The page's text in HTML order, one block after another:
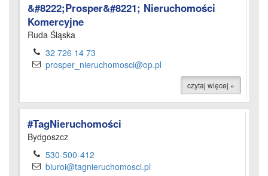
&#8222;Prosper&#8221; Nieruchomości
Komercyjne
Ruda Śląska
32 726 14 73
prosper_nieruchomosci@op.pl
czytaj więcej »
#TagNieruchomości
Bydgoszcz
530-500-412
biuroi@tagnieruchomosci.pl